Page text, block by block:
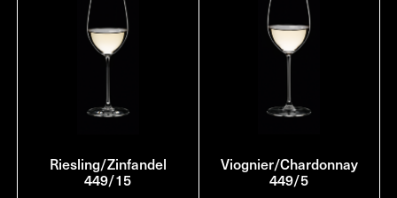
Riesling/Zinfandel
449/15
Viognier/Chardonnay
449/5